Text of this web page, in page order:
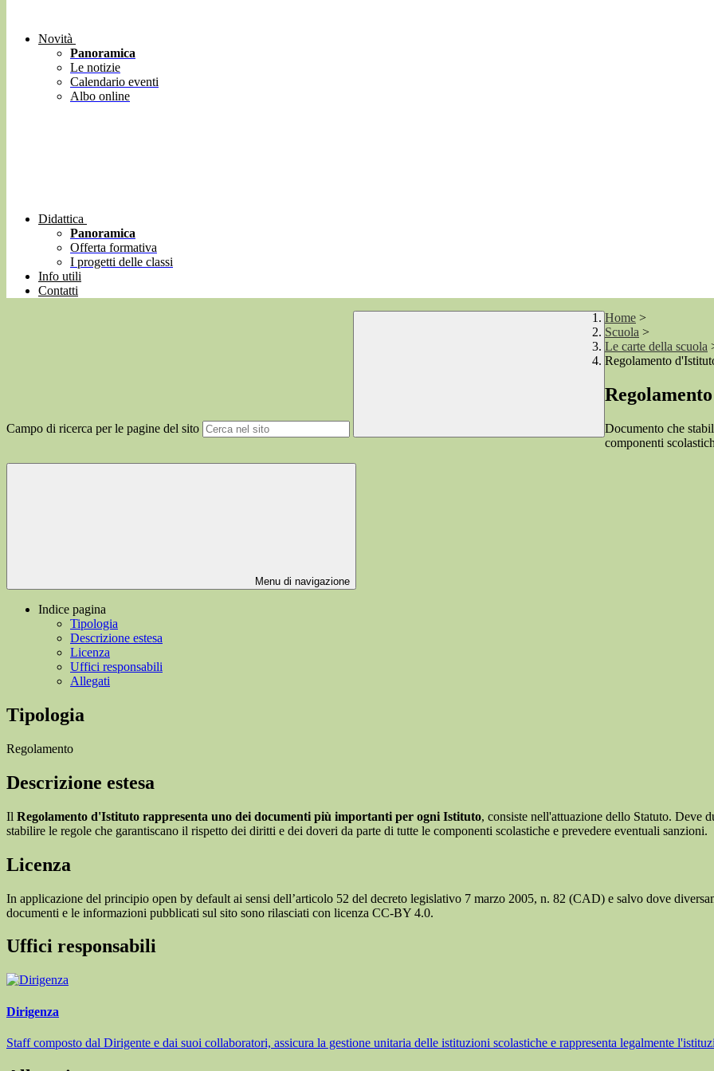
Novità
Panoramica
Le notizie
Calendario eventi
Albo online
Didattica
Panoramica
Offerta formativa
I progetti delle classi
Info utili
Contatti
Campo di ricerca per le pagine del sito
Home >
Scuola >
Le carte della scuola
Regolamento
Documento che
componenti
Menu di navigazione
Indice pagina
Tipologia
Descrizione estesa
Licenza
Uffici responsabili
Allegati
Tipologia
Regolamento
Descrizione estesa
Il Regolamento d'Istituto rappresenta uno dei documenti più importanti per ogni Istituto, consiste nell'attuazione dello Statuto. Deve
stabilire le regole che garantiscano il rispetto dei diritti e dei doveri da parte di tutte le componenti scolastiche e prevedere eventuali sanzioni.
Licenza
In applicazione del principio open by default ai sensi dell’articolo 52 del decreto legislativo 7 marzo 2005, n. 82 (CAD) e salvo dove
documenti e le informazioni pubblicati sul sito sono rilasciati con licenza CC-BY 4.0.
Uffici responsabili
Dirigenza
Staff composto dal Dirigente e dai suoi collaboratori, assicura la gestione unitaria delle istituzioni scolastiche e rappresenta legalmente